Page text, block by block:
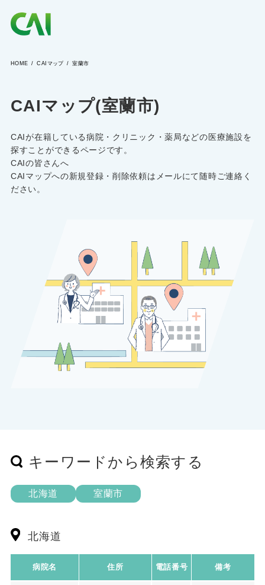
CAIとは
CAIを目指す方へ
CAIの方へ
HOME CAIマップ 室蘭市
CAIマップ(室蘭市)
CAIが在籍している病院・クリニック・薬局などの医療施設を
探すことができるページです。
CAIの皆さんへ
CAIマップへの新規登録・削除依頼はメールにて随時ご連絡く
ださい。
キーワードから検索する
北海道 室蘭市
北海道
病院名 住所 電話番号 備考